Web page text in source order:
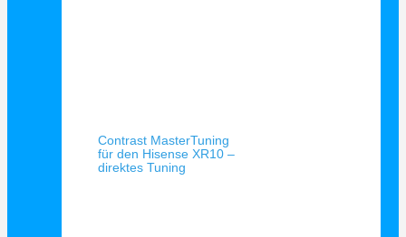
Contrast MasterTuning
für den Hisense XR10 –
direktes Tuning